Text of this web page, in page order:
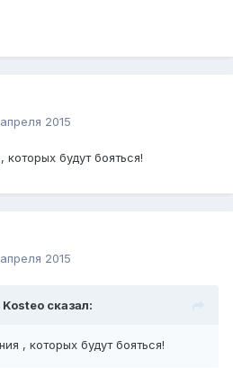
2015
будут бояться!
2015
сказал:
, которых будут бояться!